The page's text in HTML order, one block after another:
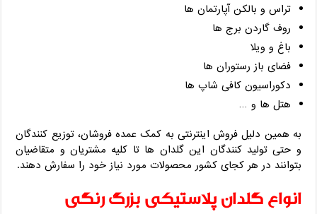
تراس و بالکن آپارتمان ها
روف گاردن برج ها
باغ و ویلا
فضای باز رستوران ها
دکوراسیون کافی شاپ ها
هتل ها و …
به همین دلیل فروش اینترنتی به کمک عمده فروشان، توزیع کنندگان
و حتی تولید کنندگان این گلدان ها تا کلیه مشتریان و متقاضیان
بتوانند در هر کجای کشور محصولات مورد نیاز خود را سفارش دهند.
انواع گلدان پلاستیکی بزرگ رنگی